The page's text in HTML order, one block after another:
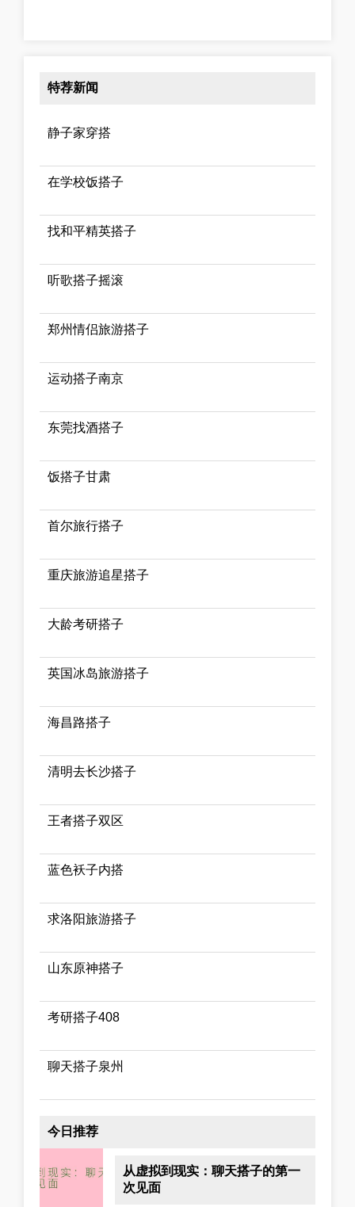
特荐新闻
静子家穿搭
在学校饭搭子
找和平精英搭子
听歌搭子摇滚
郑州情侣旅游搭子
运动搭子南京
东莞找酒搭子
饭搭子甘肃
首尔旅行搭子
重庆旅游追星搭子
大龄考研搭子
英国冰岛旅游搭子
海昌路搭子
清明去长沙搭子
王者搭子双区
蓝色袄子内搭
求洛阳旅游搭子
山东原神搭子
考研搭子408
聊天搭子泉州
今日推荐
从虚拟到现实：聊天搭子的第一
次见面